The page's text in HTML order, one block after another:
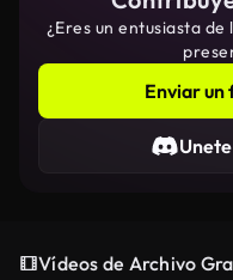
¿Eres un entusiasta
Enviar un
Vídeos de Archivo